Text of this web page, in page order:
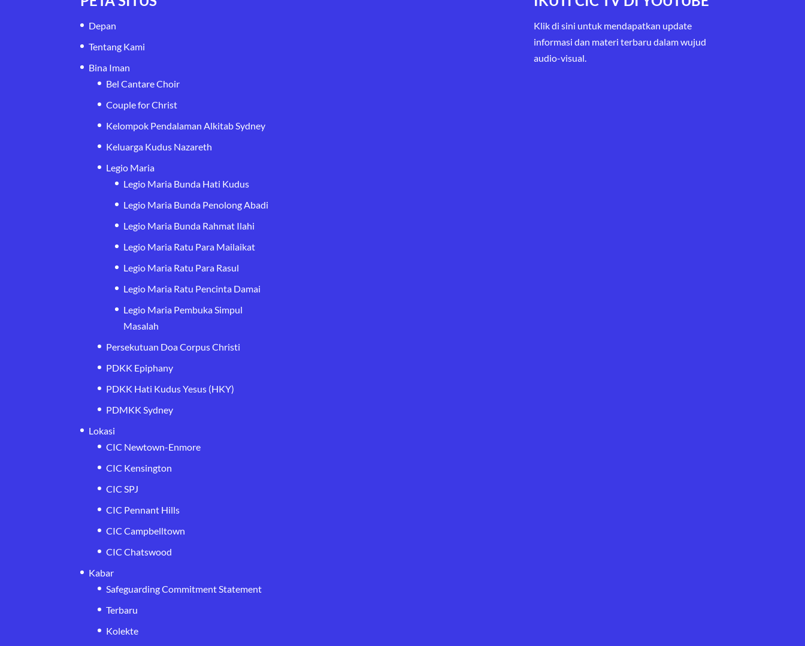
Depan
Tentang Kami
Bina Iman
Bel Cantare Choir
Couple for Christ
Kelompok Pendalaman Alkitab Sydney
Keluarga Kudus Nazareth
Legio Maria
Legio Maria Bunda Hati Kudus
Legio Maria Bunda Penolong Abadi
Legio Maria Bunda Rahmat Ilahi
Legio Maria Ratu Para Mailaikat
Legio Maria Ratu Para Rasul
Legio Maria Ratu Pencinta Damai
Legio Maria Pembuka Simpul
Masalah
Persekutuan Doa Corpus Christi
PDKK Epiphany
PDKK Hati Kudus Yesus (HKY)
PDMKK Sydney
Lokasi
CIC Newtown-Enmore
CIC Kensington
CIC SPJ
CIC Pennant Hills
CIC Campbelltown
CIC Chatswood
Kabar
Safeguarding Commitment Statement
Terbaru
Kolekte
Klik di sini untuk mendapatkan update
informasi dan materi terbaru dalam wujud
audio-visual.